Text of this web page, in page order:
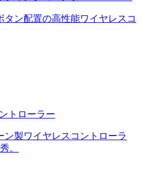
タン配置の高性能ワイヤレスコ
トローラー
ン製ワイヤレスコントローラ
。